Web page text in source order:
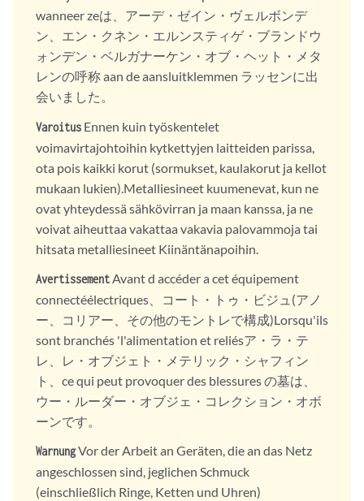
wanneer zeは、アーデ・ゼイン・ヴェルボンデ
ン、エン・クネン・エルンスティゲ・ブランドウ
ォンデン・ベルガナーケン・オブ・ヘット・メタ
レンの呼称 aan de aansluitklemmen ラッセンに出
会いました。
Varoitus Ennen kuin työskentelet
voimavirtajohtoihin kytkettyjen laitteiden parissa,
ota pois kaikki korut (sormukset, kaulakorut ja kellot
mukaan lukien).Metalliesineet kuumenevat, kun ne
ovat yhteydessä sähkövirran ja maan kanssa, ja ne
voivat aiheuttaa vakattaa vakavia palovammoja tai
hitsata metalliesineet Kiinäntänapoihin.
AvertissementAvant d accéder a cet équipement
connectéélectriques、コート・トゥ・ビジュ(アノ
ー、コリアー、その他のモントレで構成)Lorsqu'ils
sont branchés 'l'alimentation et reliésア・ラ・テ
レ、レ・オブジェト・メテリック・シャフィン
ト、ce qui peut provoquer des blessures の墓は、
ウー・ルーダー・オブジェ・コレクション・オボ
ーンです。
WarnungVor der Arbeit an Geräten, die an das Netz
angeschlossen sind, jeglichen Schmuck
(einschließlich Ringe, Ketten und Uhren)